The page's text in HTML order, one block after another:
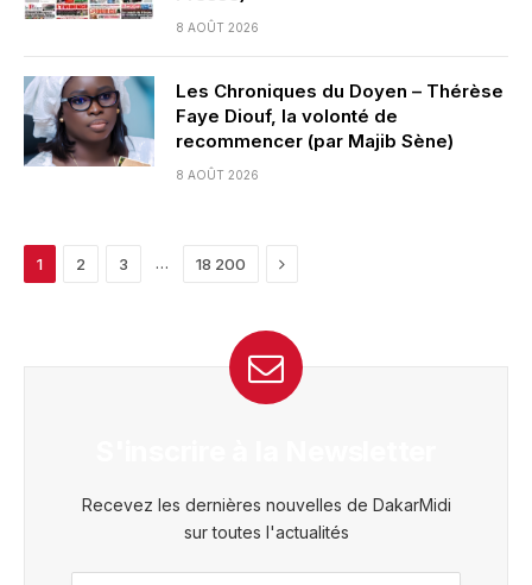
8 AOÛT 2026
Les Chroniques du Doyen – Thérèse
Faye Diouf, la volonté de
recommencer (par Majib Sène)
8 AOÛT 2026
1 2 3 … 18 200 Next
Recevez les dernières nouvelles de DakarMidi
sur toutes l'actualités